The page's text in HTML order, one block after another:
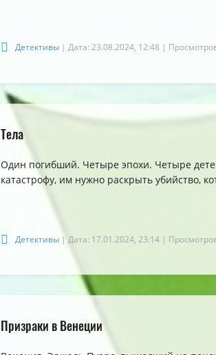
Детективы | Дата: 23.08.2024, 12:48 |
Тела
Один погибший. Четыре эпохи. Четыре
катастрофу, им нужно раскрыть убийство,
Детективы | Дата: 17.01.2024, 23:14 |
Призраки в Венеции